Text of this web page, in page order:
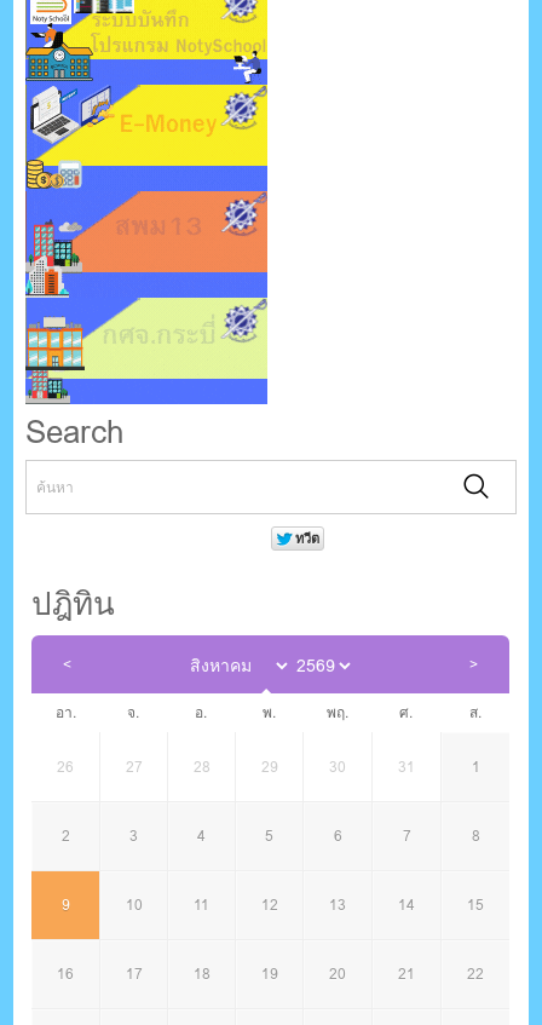
Search
ปฎิทิน
อา. จ. อ. พ. พฤ. ศ. ส.
26 27 28 29 30 31 1
2 3 4 5 6 7 8
9 10 11 12 13 14 15
16 17 18 19 20 21 22